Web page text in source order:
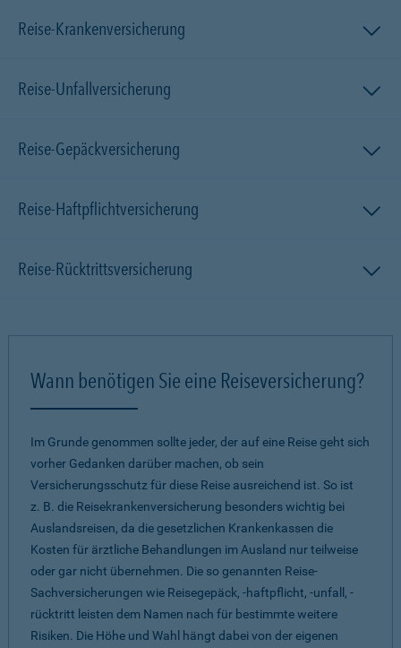
Reise-Krankenversicherung
Reise-Unfallversicherung
Reise-Gepäckversicherung
Reise-Haftpflichtversicherung
Reise-Rücktrittsversicherung
Wann benötigen Sie eine Reiseversicherung?
Im Grunde genommen sollte jeder, der auf eine Reise geht sich
vorher Gedanken darüber machen, ob sein
Versicherungsschutz für diese Reise ausreichend ist. So ist
z. B. die Reisekrankenversicherung besonders wichtig bei
Auslandsreisen, da die gesetzlichen Krankenkassen die
Kosten für ärztliche Behandlungen im Ausland nur teilweise
oder gar nicht übernehmen. Die so genannten Reise-
Sachversicherungen wie Reisegepäck, -haftpflicht, -unfall, -
rücktritt leisten dem Namen nach für bestimmte weitere
Risiken. Die Höhe und Wahl hängt dabei von der eigenen